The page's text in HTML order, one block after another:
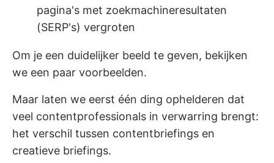
pagina's met zoekmachineresultaten
(SERP's) vergroten
Om je een duidelijker beeld te geven, bekijken
we een paar voorbeelden.
Maar laten we eerst één ding ophelderen dat
veel contentprofessionals in verwarring brengt:
het verschil tussen contentbriefings en
creatieve briefings.